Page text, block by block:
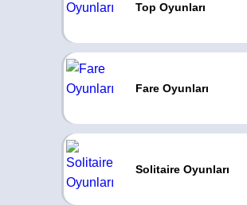
Top Oyunları
Fare Oyunları
Solitaire Oyunları